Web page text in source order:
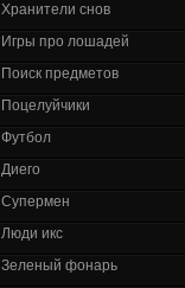
Хранители снов
Игры про лошадей
Поиск предметов
Поцелуйчики
Футбол
Диего
Супермен
Люди икс
Зеленый фонарь